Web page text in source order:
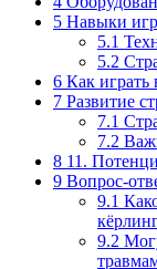
5 Навыки
5.1
5.2
6 Как играть
7 Развитие
7.1
7.2
8 11.
9 Вопрос-
9.1
9.2